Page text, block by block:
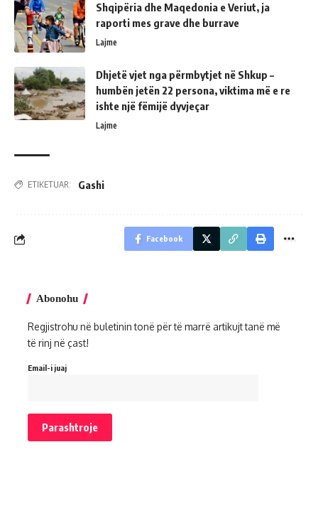
Shqipëria dhe Maqedonia e Veriut, ja
raporti mes grave dhe burrave
Lajme
Dhjetë vjet nga përmbytjet në Shkup –
humbën jetën 22 persona, viktima më e re
ishte një fëmijë dyvjeçar
Lajme
ETIKETUAR: Gashi
Facebook
Abonohu
Regjistrohu në buletinin tonë për të marrë artikujt tanë më
të rinj në çast!
Email-i juaj